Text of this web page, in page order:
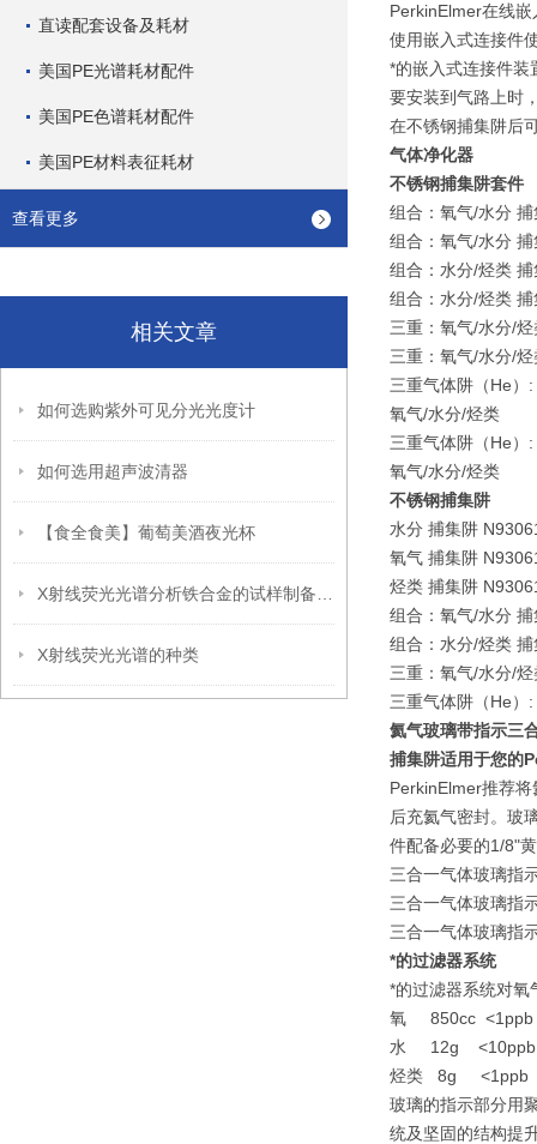
直读配套设备及耗材
美国PE光谱耗材配件
美国PE色谱耗材配件
美国PE材料表征耗材
查看更多
相关文章
如何选购紫外可见分光光度计
如何选用超声波清器
【食全食美】葡萄美酒夜光杯
X射线荧光光谱的种类
PerkinElmer在线
使用嵌入式连接件
*的嵌入式连接件装
要安装到气路上时
在不锈钢捕集阱后
气体净化器
不锈钢捕集阱套件
组合：氧气/水分
组合：氧气/水分
组合：水分/烃类
组合：水分/烃类
三重：氧气/水分/
三重：氧气/水分/
三重气体阱（He）
氧气/水分/烃类
三重气体阱（He）
氧气/水分/烃类
不锈钢捕集阱
水分 捕集阱
氧气 捕集阱
烃类 捕集阱
组合：氧气/水分
组合：水分/烃类
三重：氧气/水分/
三重气体阱（He）
氦气玻璃带指示三
捕集阱适用于您的
PerkinElmer推荐
后充氦气密封。玻
件配备必要的1/8"
三合一气体玻
三合一气体玻璃
三合一气体玻璃
*的过滤器系统
*的过滤器系统对氧
氧 850cc <1ppb
水 12g <10ppb
烃类 8g <1ppb
玻璃的指示部分用
统及坚固的结构提